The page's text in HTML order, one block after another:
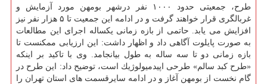
طرح، جمعیتی حدود ۱۰۰۰ نفر درشهر بومهن مورد آزمایش و
غربالگری قرار خواهند گرفت و در ادامه این جمعیت تا ۵ هزار نفر نیز
افزایش می یابد. حاتمی از بازه زمانی یكساله اجرای این مطالعات
به صورت پایلوت آگاهی داد و اظهار داشت: این ارزیابی ممكنست تا
بازه زمانی دو تا سه ساله به طول بیانجامد. وی با تاكید بر اینكه
«طرح كبد سالم» طرحی اپیدمیولوژیك است، توضیح داد: این طرح در
گام نخست از بومهن آغاز و در ادامه سایرقسمت های استان تهران را